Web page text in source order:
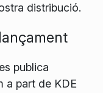
distribució.
publica
a part de KDE